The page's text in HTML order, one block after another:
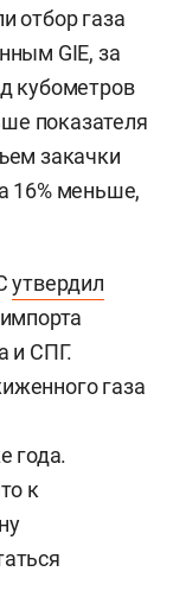
отбор газа
GIE, за
кубометров
показателя
закачки
16% меньше,
утвердил
и СПГ.
газа
года.
к